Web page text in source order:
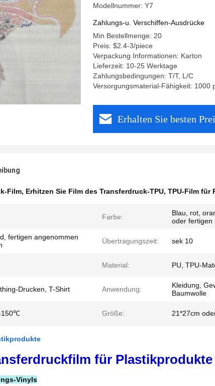
Modellnummer: Y7
Zahlungs-u. Verschiffen-Ausdrücke
Min Bestellmenge: 20
Preis: $2.4-3/piece
Verpackung Informationen: Karton
Lieferzeit: 10-25 Werktage
Zahlungsbedingungen: T/T, L/C
Versorgungsmaterial-Fähigkeit: 1000
Erhalten Sie besten
Film, Erhitzen Sie Film des Transferdruck-TPU, TPU-Film für
Farbe:
Blau, rot,
oder fertigen
fertigen angenommen
Übertragungszeit: sek 10
Material: PU, TPU-
Drucken, T-Shirt Anwendung:
Kleidung,
Baumwolle
150℃ Größe: 21*27cm
für
Vinyls